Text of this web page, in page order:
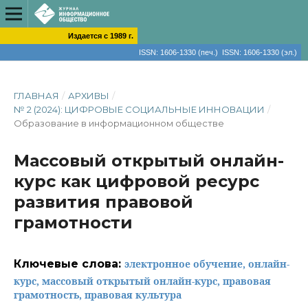
Издается с 1989 г.
ISSN: 1606-1330 (печ.) ISSN: 1606-1330 (эл.)
ГЛАВНАЯ / АРХИВЫ /
№ 2 (2024): ЦИФРОВЫЕ СОЦИАЛЬНЫЕ ИННОВАЦИИ /
Образование в информационном обществе
Массовый открытый онлайн-
курс как цифровой ресурс
развития правовой
грамотности
Ключевые слова: электронное обучение, онлайн-
курс, массовый открытый онлайн-курс, правовая
грамотность, правовая культура